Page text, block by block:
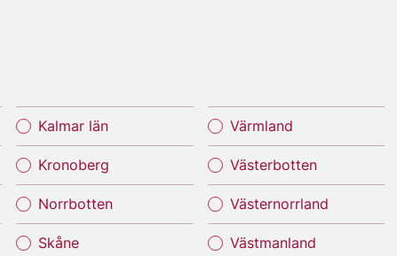
Kalmar län
Kronoberg
Norrbotten
Skåne
Värmland
Västerbotten
Västernorrland
Västmanland